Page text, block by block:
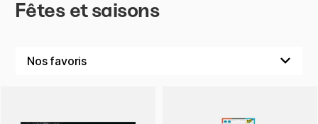
Fêtes et saisons